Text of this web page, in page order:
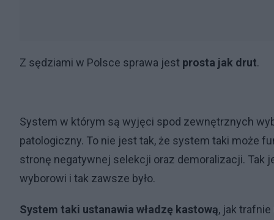
Z sędziami w Polsce sprawa jest prosta jak drut.
System w którym są wyjęci spod zewnętrznych
patologiczny. To nie jest tak, że system taki może
stronę negatywnej selekcji oraz demoralizacji. Tak
wyborowi i tak zawsze było.
System taki ustanawia władzę kastową, jak